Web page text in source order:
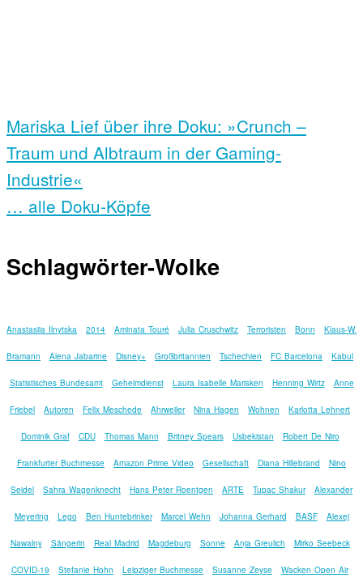
Mariska Lief über ihre Doku: »Crunch –
Traum und Albtraum in der Gaming-
Industrie«
… alle Doku-Köpfe
Schlagwörter-Wolke
Anastasiia Ilnytska 2014 Aminata Touré Julia Cruschwitz Terroristen Bonn Klaus-W.
Bramann Alena Jabarine Disney+ Großbritannien Tschechien FC Barcelona Kabul
Statistisches Bundesamt Geheimdienst Laura Isabelle Marisken Henning Wirtz Anne
Friebel Autoren Felix Meschede Ahrweiler Nina Hagen Wohnen Karlotta Lehnert
Dominik Graf CDU Thomas Mann Britney Spears Usbekistan Robert De Niro
Frankfurter Buchmesse Amazon Prime Video Gesellschaft Diana Hillebrand Nino
Seidel Sahra Wagenknecht Hans Peter Roentgen ARTE Tupac Shakur Alexander
Meyering Lego Ben Huntebrinker Marcel Wehn Johanna Gerhard BASF Alexej
Nawalny Sängerin Real Madrid Magdeburg Sonne Anja Greulich Mirko Seebeck
COVID-19 Stefanie Hohn Leipziger Buchmesse Susanne Zeyse Wacken Open Air